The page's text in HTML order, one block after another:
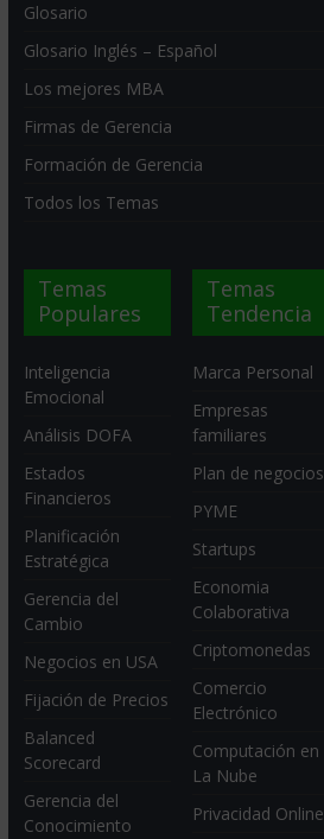
Glosario
Glosario Inglés – Español
Los mejores MBA
Firmas de Gerencia
Formación de Gerencia
Todos los Temas
Temas
Populares
Inteligencia
Emocional
Análisis DOFA
Estados
Financieros
Planificación
Estratégica
Gerencia del
Cambio
Negocios en USA
Fijación de Precios
Balanced
Scorecard
Gerencia del
Conocimiento
Temas
Tendencia
Marca Personal
Empresas
familiares
Plan de negocios
PYME
Startups
Economia
Colaborativa
Criptomonedas
Comercio
Electrónico
Computación en
La Nube
Privacidad Online